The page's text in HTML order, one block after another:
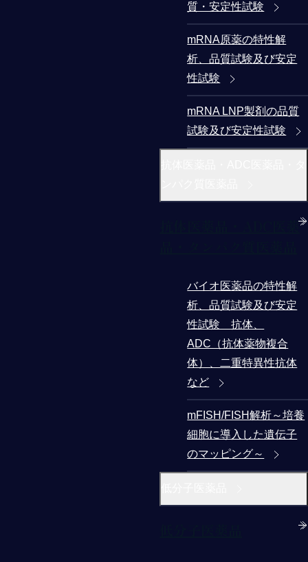
質・安定性試験
mRNA原薬の特性解
析、品質試験及び安定
性試験
mRNA LNP製剤の品質
試験及び安定性試験
抗体医薬品・ADC医薬
バイオ医薬品の特性解
析、品質試験及び安定
性試験 抗体、
ADC（抗体薬物複合
体）、二重特異性抗体
など
mFISH/FISH解析～培養
細胞に導入した遺伝子
のマッピング～